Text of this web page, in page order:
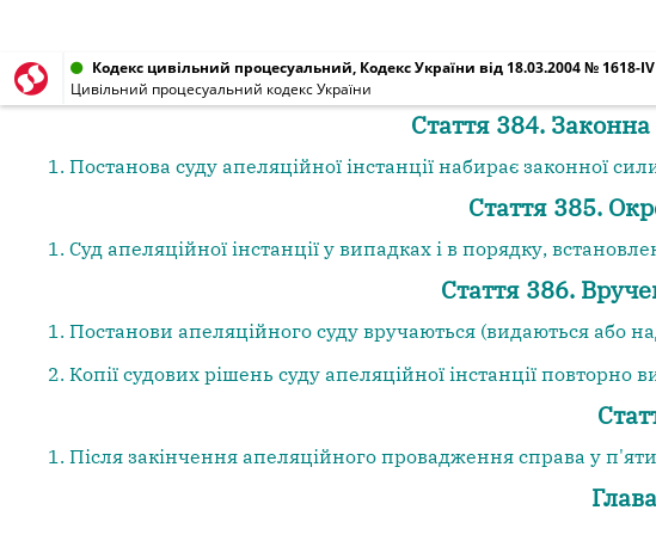
Кодекс цивільний процесуальний, Кодекс України від 18.03.2004 № 1618-IV
Цивільний процесуальний кодекс України